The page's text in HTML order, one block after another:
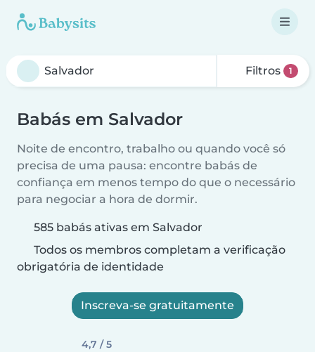
Filtros 1
Babás em Salvador
Noite de encontro, trabalho ou quando você só
precisa de uma pausa: encontre babás de
confiança em menos tempo do que o necessário
para negociar a hora de dormir.
585 babás ativas em Salvador
Todos os membros completam a verificação
obrigatória de identidade
Inscreva-se gratuitamente
4,7 / 5